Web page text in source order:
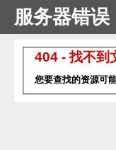
服务器错误
404 - 找不到
您要查找的资源可